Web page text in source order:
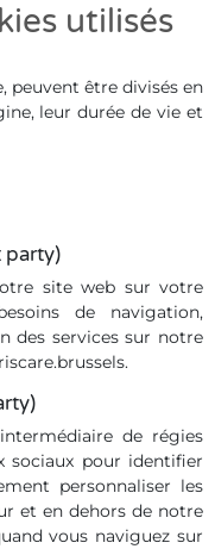
utilisés
peuvent être divisés en
leur durée de vie et
party)
site web sur votre
de navigation,
des services sur notre
de régies
sociaux pour identifier
personnaliser les
et en dehors de notre
vous naviguez sur